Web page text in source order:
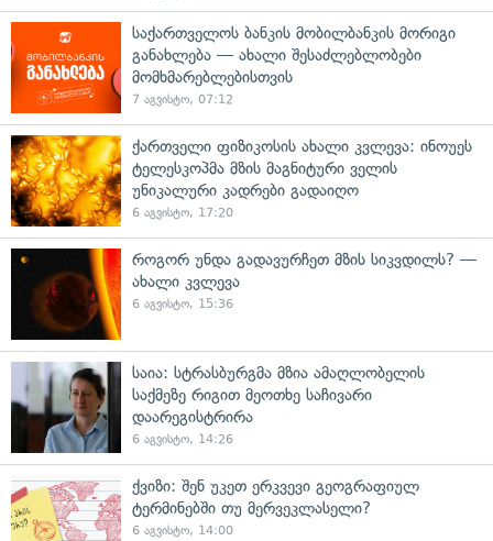
საქართველოს ბანკის მობილბანკის მორიგი
განახლება — ახალი შესაძლებლობები
მომხმარებლებისთვის
7 აგვისტო, 07:12
ქართველი ფიზიკოსის ახალი კვლევა: ინოუეს
ტელესკოპმა მზის მაგნიტური ველის
უნიკალური კადრები გადაიღო
6 აგვისტო, 17:20
როგორ უნდა გადავურჩეთ მზის სიკვდილს? —
ახალი კვლევა
6 აგვისტო, 15:36
საია: სტრასბურგმა მზია ამაღლობელის
საქმეზე რიგით მეოთხე საჩივარი
დაარეგისტრირა
6 აგვისტო, 14:26
ქვიზი: შენ უკეთ ერკვევი გეოგრაფიულ
ტერმინებში თუ მერვეკლასელი?
6 აგვისტო, 14:00